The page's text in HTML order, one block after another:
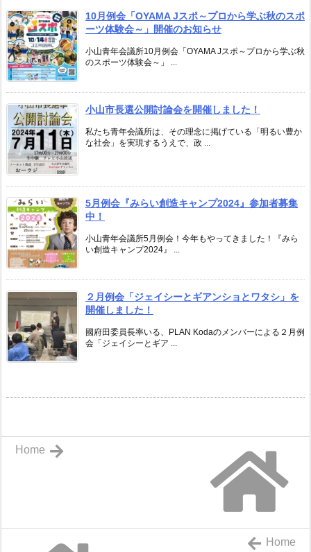
10月例会「OYAMA Jスポ～プロから学ぶ秋のスポ
ーツ体験会～」開催のお知らせ
小山青年会議所10月例会「OYAMA Jスポ～プロから学ぶ秋
のスポーツ体験会～」 ...
小山市長選公開討論会を開催しました！
私たち青年会議所は、その理念に掲げている「明るい豊か
な社会」を実現するうえで、政 ...
5月例会『みらい創造キャンプ2024』参加者募集
中！
小山青年会議所5月例会！今年もやってきました！『みら
い創造キャンプ2024』 ...
２月例会「ジェイシーとギアンショとワタシ」を
開催しました！
國府田委員長率いる、PLAN Kodaのメンバーによる２月例
会「ジェイシーとギア ...
Home
Home